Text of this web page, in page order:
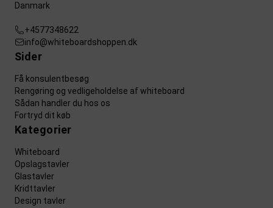
Danmark
+4577348622
info@whiteboardshoppen.dk
Sider
Få konsulentbesøg
Rengøring og vedligeholdelse af whiteboard
Sådan handler du hos os
Fortryd dit køb
Kategorier
Whiteboard
Opslagstavler
Glastavler
Kridttavler
Design tavler